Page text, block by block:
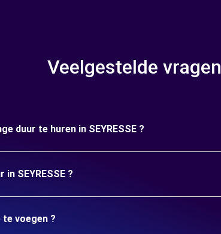
Veelgestelde vragen
duur te huren in SEYRESSE ?
SEYRESSE ?
voegen ?